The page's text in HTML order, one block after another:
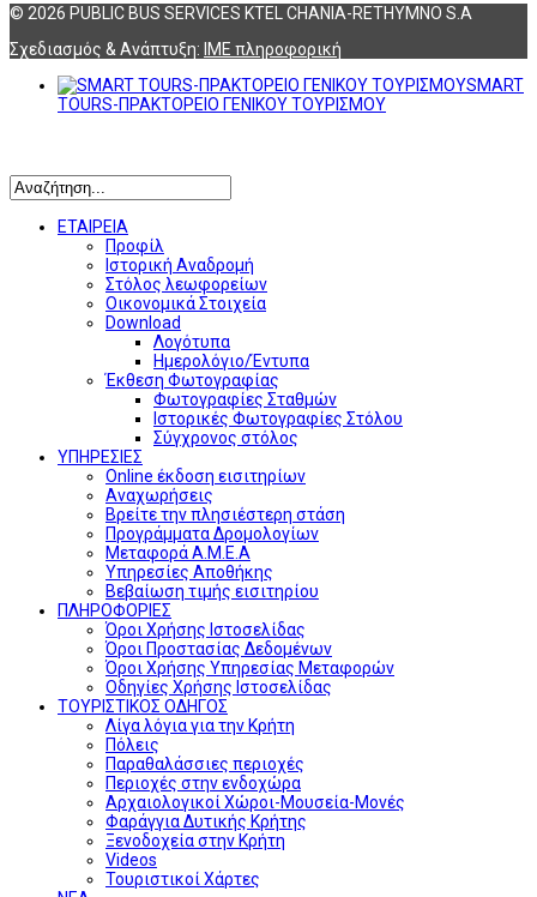
© 2026 PUBLIC BUS SERVICES KTEL CHANIA-RETHYMNO S.A
Σχεδιασμός & Ανάπτυξη: ΙΜΕ πληροφορική
SMART
TOURS-ΠΡΑΚΤΟΡΕΙΟ ΓΕΝΙΚΟΥ ΤΟΥΡΙΣΜΟΥ
ΕΤΑΙΡΕΙΑ
Προφίλ
Ιστορική Αναδρομή
Στόλος λεωφορείων
Οικονομικά Στοιχεία
Download
Λογότυπα
Ημερολόγιο/Έντυπα
Έκθεση Φωτογραφίας
Φωτογραφίες Σταθμών
Ιστορικές Φωτογραφίες Στόλου
Σύγχρονος στόλος
ΥΠΗΡΕΣΙΕΣ
Online έκδοση εισιτηρίων
Αναχωρήσεις
Βρείτε την πλησιέστερη στάση
Προγράμματα Δρομολογίων
Μεταφορά Α.Μ.Ε.Α
Υπηρεσίες Αποθήκης
Βεβαίωση τιμής εισιτηρίου
ΠΛΗΡΟΦΟΡΙΕΣ
Όροι Χρήσης Ιστοσελίδας
Όροι Προστασίας Δεδομένων
Όροι Χρήσης Υπηρεσίας Μεταφορών
Οδηγίες Χρήσης Ιστοσελίδας
ΤΟΥΡΙΣΤΙΚΟΣ ΟΔΗΓΟΣ
Λίγα λόγια για την Κρήτη
Πόλεις
Παραθαλάσσιες περιοχές
Περιοχές στην ενδοχώρα
Αρχαιολογικοί Χώροι-Μουσεία-Μονές
Φαράγγια Δυτικής Κρήτης
Ξενοδοχεία στην Κρήτη
Videos
Τουριστικοί Χάρτες